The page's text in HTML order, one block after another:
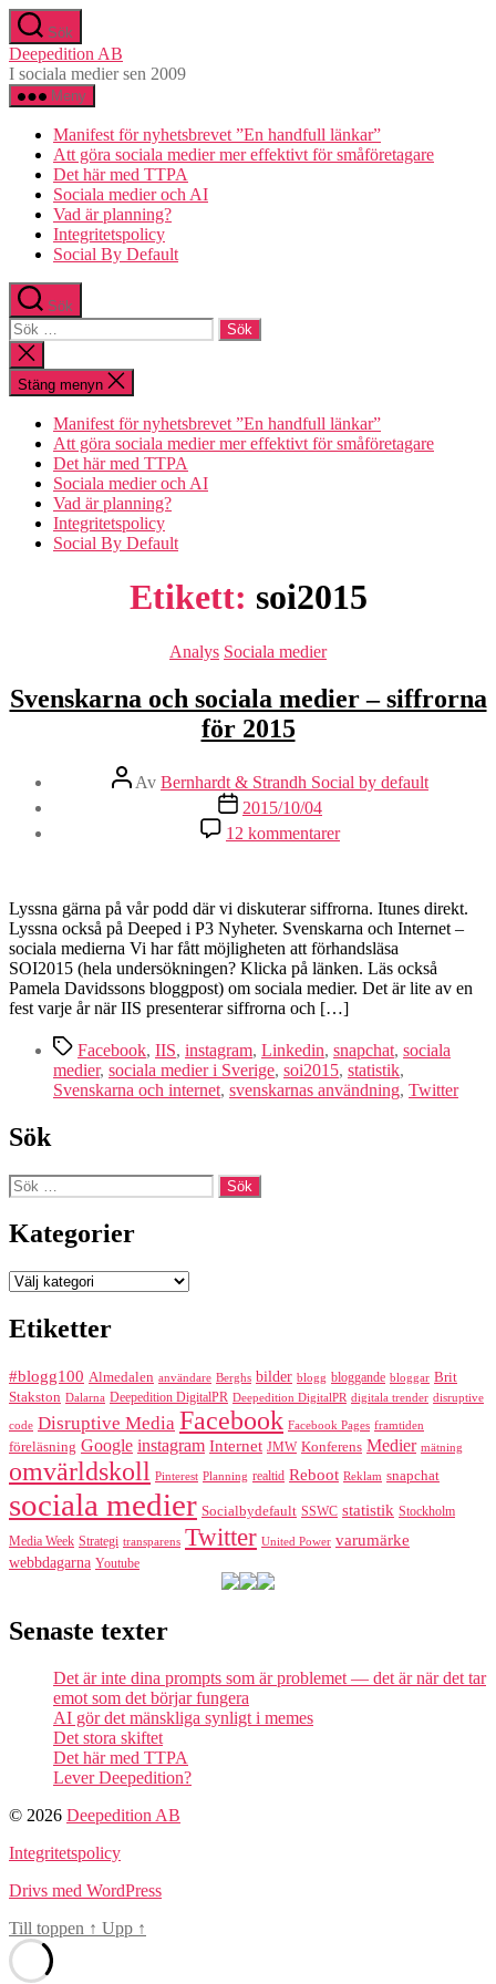
Hoppa
till
innehåll
Sök
Deepedition AB
I sociala medier sen 2009
Meny
Manifest för nyhetsbrevet ”En handfull länkar”
Att göra sociala medier mer effektivt för småföretagare
Det här med TTPA
Sociala medier och AI
Vad är planning?
Integritetspolicy
Social By Default
Sök
Sök
efter:
Stäng
sökningen
Stäng menyn
Manifest för nyhetsbrevet ”En handfull länkar”
Att göra sociala medier mer effektivt för småföretagare
Det här med TTPA
Sociala medier och AI
Vad är planning?
Integritetspolicy
Social By Default
Etikett: soi2015
Kategorier
Analys Sociala medier
Svenskarna och sociala medier – siffrorna
för 2015
Inläggsförfattare
Av Bernhardt & Strandh Social by default
Inläggsdatum
2015/10/04
12 kommentarertill
Svenskarna
medier
–
siffrorna
för
2015
Lyssna gärna på vår podd där vi diskuterar siffrorna. Itunes direkt.
Lyssna också på Deeped i P3 Nyheter. Svenskarna och Internet –
sociala medierna Vi har fått möjligheten att förhandsläsa
SOI2015 (hela undersökningen? Klicka på länken. Läs också
Pamela Davidssons bloggpost) om sociala medier. Det är lite av en
fest varje år när IIS presenterar siffrorna och […]
Etiketter
Facebook, IIS, instagram, Linkedin, snapchat, sociala
medier, sociala medier i Sverige, soi2015, statistik,
Svenskarna och internet, svenskarnas användning, Twitter
Sök
Sök
efter:
Kategorier
Kategorier
Etiketter
#blogg100 Almedalen användare Berghs bilder blogg bloggande bloggar Brit
Stakston Dalarna Deepedition DigitalPR Deepedition DigitalPR digitala trender disruptive
code Disruptive Media Facebook Facebook Pages framtiden
föreläsning Google instagram Internet JMW Konferens Medier mätning
omvärldskoll Pinterest Planning realtid Reboot Reklam snapchat
sociala medier Socialbydefault SSWC statistik Stockholm
Media Week Strategi transparens Twitter United Power varumärke
webbdagarna Youtube
Senaste texter
Det är inte dina prompts som är problemet — det är när det tar
emot som det börjar fungera
AI gör det mänskliga synligt i memes
Det stora skiftet
Det här med TTPA
Lever Deepedition?
© 2026 Deepedition AB
Integritetspolicy
Drivs med WordPress
Till toppen ↑ Upp ↑